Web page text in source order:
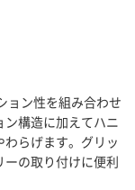
ョン性を組み合わせ
ン構造に加えてハニ
らげます。グリッ
の取り付けに便利